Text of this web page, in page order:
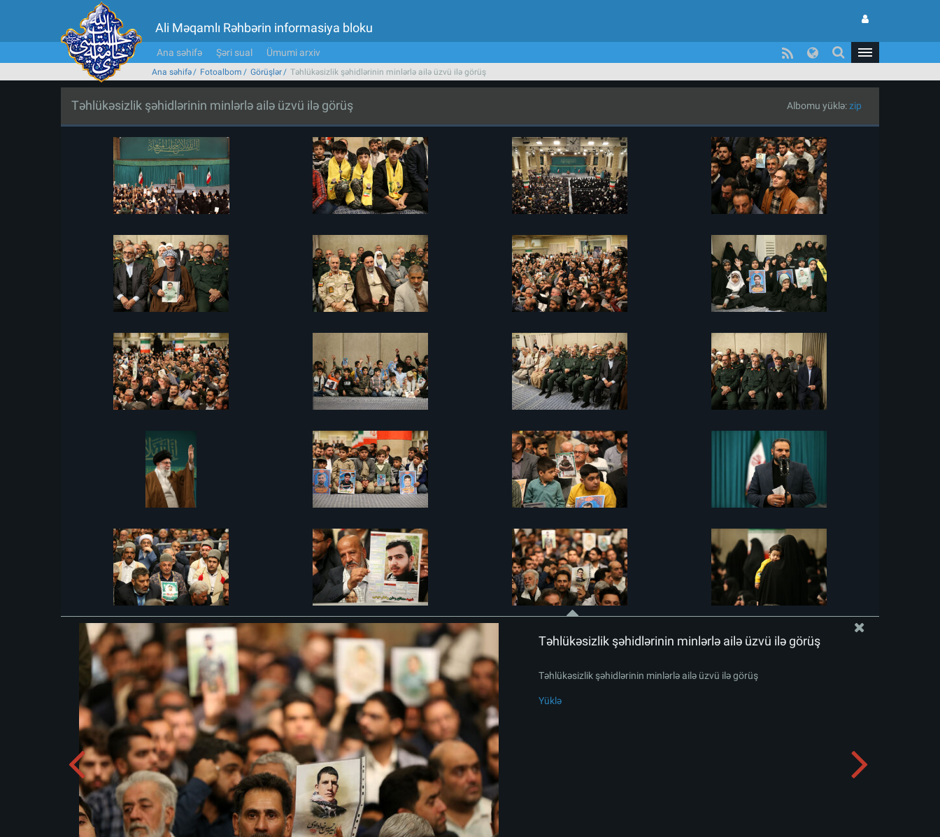
Ali Məqamlı Rəhbərin informasiya bloku
Ana səhifə Şəri sual Ümumi arxiv
Ana səhifə Fotoalbom Görüşlər Təhlükəsizlik şəhidlərinin minlərlə ailə üzvü ilə görüş
Təhlükəsizlik şəhidlərinin minlərlə ailə üzvü ilə görüş Albomu yüklə:zip
Təhlükəsizlik şəhidlərinin minlərlə ailə üzvü ilə görüş
Təhlükəsizlik şəhidlərinin minlərlə ailə üzvü ilə görüş
Yüklə